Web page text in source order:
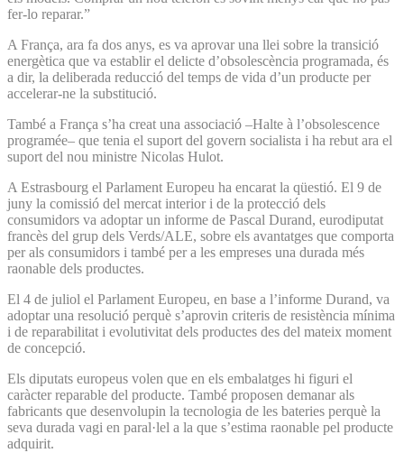
fer-lo reparar.”
A França, ara fa dos anys, es va aprovar una llei sobre la transició
energètica que va establir el delicte d’obsolescència programada, és
a dir, la deliberada reducció del temps de vida d’un producte per
accelerar-ne la substitució.
També a França s’ha creat una associació –Halte à l’obsolescence
programée– que tenia el suport del govern socialista i ha rebut ara el
suport del nou ministre Nicolas Hulot.
A Estrasbourg el Parlament Europeu ha encarat la qüestió. El 9 de
juny la comissió del mercat interior i de la protecció dels
consumidors va adoptar un informe de Pascal Durand, eurodiputat
francès del grup dels Verds/ALE, sobre els avantatges que comporta
per als consumidors i també per a les empreses una durada més
raonable dels productes.
El 4 de juliol el Parlament Europeu, en base a l’informe Durand, va
adoptar una resolució perquè s’aprovin criteris de resistència mínima
i de reparabilitat i evolutivitat dels productes des del mateix moment
de concepció.
Els diputats europeus volen que en els embalatges hi figuri el
caràcter reparable del producte. També proposen demanar als
fabricants que desenvolupin la tecnologia de les bateries perquè la
seva durada vagi en paral·lel a la que s’estima raonable pel producte
adquirit.